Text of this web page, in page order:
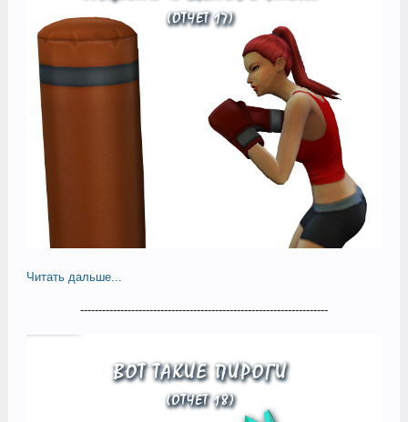
Читать дальше...
--------------------------------------------------------------------​